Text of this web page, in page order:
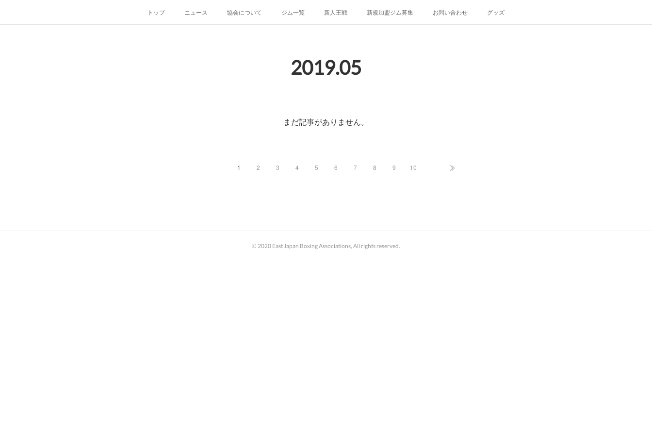
トップ ニュース 協会について ジム一覧 新人王戦 新規加盟ジム募集 お問い合わせ グッズ
2019.05
まだ記事がありません。
1 2 3 4 5 6 7 8 9 10
© 2020 East Japan Boxing Associations, All rights reserved.